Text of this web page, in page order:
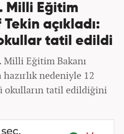
Milli Eğitim
Tekin açıkladı:
tatil edildi
Milli Eğitim Bakanı
hazırlık nedeniyle 12
okulların tatil edildiğini